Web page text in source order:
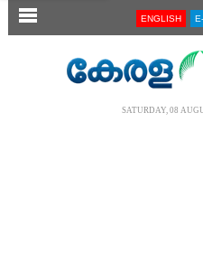
SECTIONS ENGLISH
SATURDAY, 08